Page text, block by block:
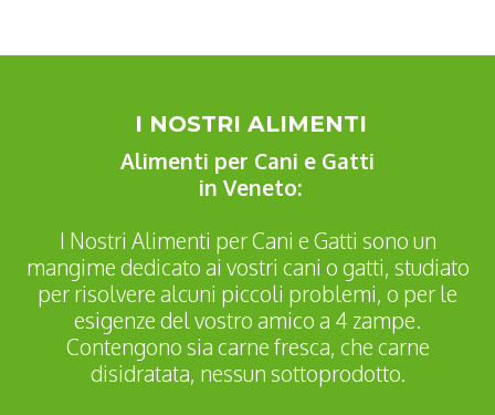
I NOSTRI ALIMENTI
Alimenti per Cani e Gatti
in Veneto:
I Nostri Alimenti per Cani e Gatti sono un
mangime dedicato ai vostri cani o gatti, studiato
per risolvere alcuni piccoli problemi, o per le
esigenze del vostro amico a 4 zampe.
Contengono sia carne fresca, che carne
disidratata, nessun sottoprodotto.